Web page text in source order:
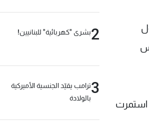
استمرت
2بشرى "كهربائية" للبنانيين!
3ترامب يقيّد الجنسية الأميركية
بالولادة